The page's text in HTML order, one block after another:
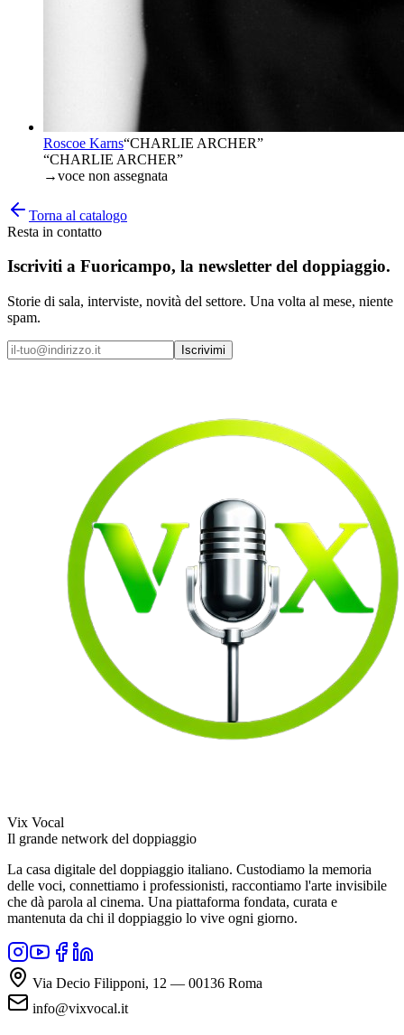
Roscoe Karns“CHARLIE ARCHER”
“CHARLIE ARCHER”
→voce non assegnata
Torna al catalogo
Resta in contatto
Iscriviti a Fuoricampo, la newsletter del doppiaggio.
Storie di sala, interviste, novità del settore. Una volta al mese, niente
spam.
Iscrivimi
Vix Vocal
Il grande network del doppiaggio
La casa digitale del doppiaggio italiano. Custodiamo la memoria
delle voci, connettiamo i professionisti, raccontiamo l'arte invisibile
che dà parola al cinema. Una piattaforma fondata, curata e
mantenuta da chi il doppiaggio lo vive ogni giorno.
Via Decio Filipponi, 12 — 00136 Roma
info@vixvocal.it